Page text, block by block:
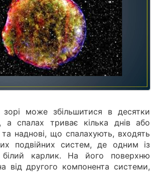
зорі може збільшитися в десятки
а спалах триває кілька днів або
та наднові, що спалахують, входять
подвійних систем, де одним із
білий карлик. На його поверхню
від другого компонента системи,